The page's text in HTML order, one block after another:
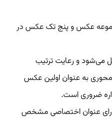
عکس و پنج تک عکس در
۱۰ عکس تشکیل می‌شود و رعایت ترتیب
به عنوان اولین عکس
ضروری است.
عنوان اختصاصی مشخص